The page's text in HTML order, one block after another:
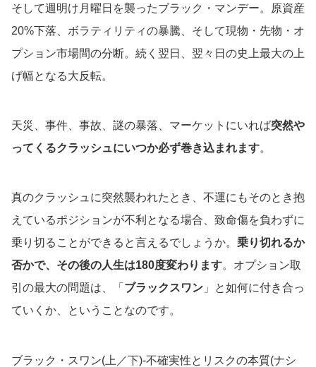
そして週明け月曜日を襲ったブラック・マンデー。原資産
20%下落、ボラティリティの暴騰、そして現物・先物・オ
プション市場間の分断。続く翌日、翌々日の史上最大の上
げ幅となる大反転。
天災、事件、事故、謎の暴落、マーケットにいれば突然や
ってくるクラッシュにいつか必ず巻き込まれます。
真のクラッシュに突然襲われたとき、不運にもそのとき抱
えているポジションが不利となる場合、致命傷を負わずに
乗り切ることができると言えるでしょうか。 乗り切れるか
否かで、その後の人生は180度変わります。オプション取
引の最大の問題は、「 ブラックスワン 」と如何に付き合っ
ていくか、ということなのです。
ブラック・スワン(上／下)-不確実性とリスクの本質(ナシ